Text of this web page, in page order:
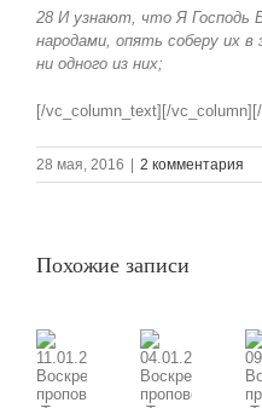
28 И узнают, что Я Господь
народами, опять соберу их
ни одного из них;
[/vc_column_text][/
28 мая, 2016 2 комментария
Похожие записи
11.01.2026